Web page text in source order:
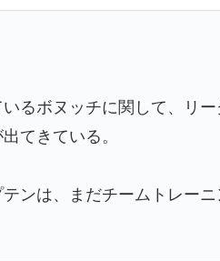
るボヌッチに関して、リ
てきている。
ンは、まだチームトレー